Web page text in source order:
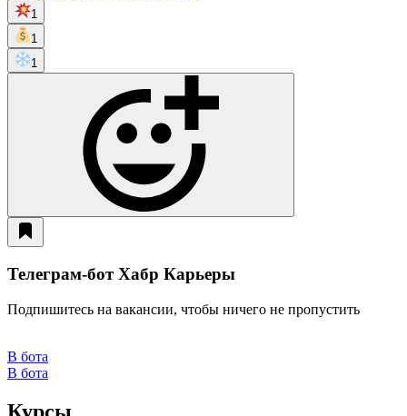
1
1
1
Телеграм-бот Хабр Карьеры
Подпишитесь на вакансии, чтобы ничего не пропустить
В бота
В бота